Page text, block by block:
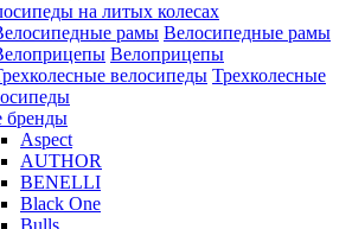
на литых колесах
Велосипедные рамы
Велоприцепы
Трехколесные
бренды
Aspect
AUTHOR
BENELLI
Black One
Bulls